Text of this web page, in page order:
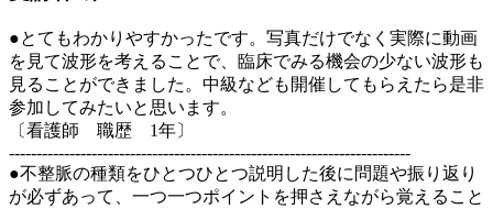
●とてもわかりやすかったです。写真だけでなく実際に動画
を見て波形を考えることで、臨床でみる機会の少ない波形も
見ることができました。中級なども開催してもらえたら是非
参加してみたいと思います。
〔看護師 職歴 1年〕
-------------------------------------------------------------------------
●不整脈の種類をひとつひとつ説明した後に問題や振り返り
が必ずあって、一つ一つポイントを押さえながら覚えること